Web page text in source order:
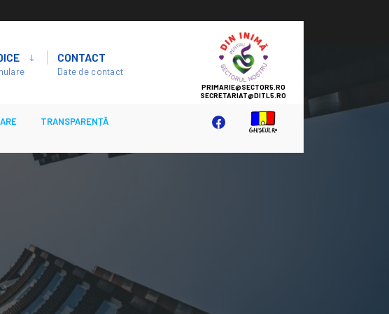
CONTACT
Date de contact
SECTOR
5
TRANSPARENȚĂ